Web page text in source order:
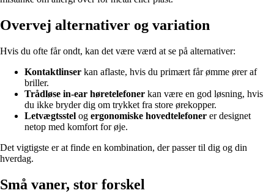
Overvej alternativer og variation
Hvis du ofte får ondt, kan det være værd at se på alternativer:
Kontaktlinser kan aflaste, hvis du primært får ømme ører af
briller.
Trådløse in-ear høretelefoner kan være en god løsning, hvis
du ikke bryder dig om trykket fra store ørekopper.
Letvægtsstel og ergonomiske hovedtelefoner er designet
netop med komfort for øje.
Det vigtigste er at finde en kombination, der passer til dig og din
hverdag.
Små vaner, stor forskel